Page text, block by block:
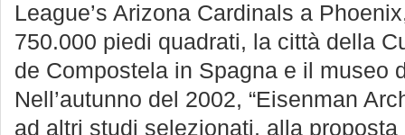
League’s Arizona Cardinals a
750.000 piedi quadrati, la città della
de Compostela in Spagna e il museo
Nell’autunno del 2002, “Eisenman
ad altri studi selezionati, alla